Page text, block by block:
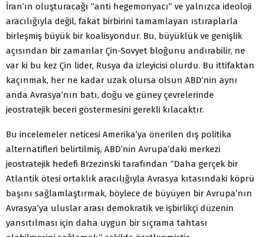
İran’ın oluşturacağı “anti hegemonyacı” ve yalnızca ideoloji
aracılığıyla değil, fakat birbirini tamamlayan ıstıraplarla
birleşmiş büyük bir koalisyondur. Bu, büyüklük ve genişlik
açısından bir zamanlar Çin-Sovyet bloğunu andırabilir, ne
var ki bu kez Çin lider, Rusya da izleyicisi olurdu. Bu ittifaktan
kaçınmak, her ne kadar uzak olursa olsun ABD’nin aynı
anda Avrasya’nın batı, doğu ve güney çevrelerinde
jeostratejik beceri göstermesini gerekli kılacaktır.
Bu incelemeler neticesi Amerika’ya önerilen dış politika
alternatifleri belirtilmiş, ABD’nin Avrupa’daki merkezi
jeostratejik hedefi Brzezinski tarafından “Daha gerçek bir
Atlantik ötesi ortaklık aracılığıyla Avrasya kıtasındaki köprü
başını sağlamlaştırmak, böylece de büyüyen bir Avrupa’nın
Avrasya’ya uluslar arası demokratik ve işbirlikçi düzenin
yansıtılması için daha uygun bir sıçrama tahtası